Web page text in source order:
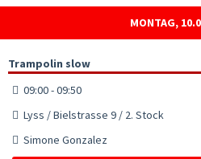
MONTAG,
Trampolin slow
09:00 - 09:50
Lyss / Bielstrasse 9 / 2. Stock
Simone Gonzalez